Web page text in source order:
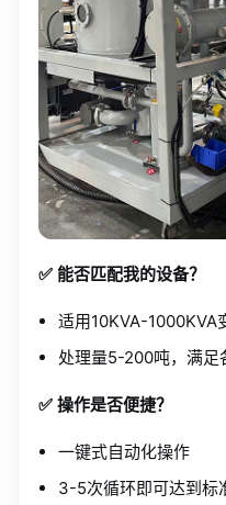
✅ 能否匹配我的设备？
适用10KVA-1000KVA
处理量5-200吨，满足
✅ 操作是否便捷？
一键式自动化操作
3-5次循环即可达到标